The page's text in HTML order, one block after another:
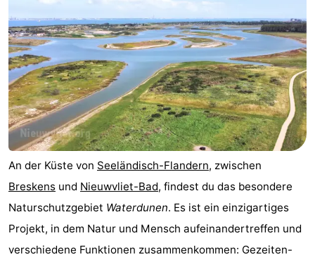
Nieuwvliet-
Bad
Meulinge
EuroParcs
Cadzand
-
Hoogduin
-
Noordzee
Résidence
Cadzand-
Bad
-
Resort
Nieuwvliet-
Bad
-
Schoneveld
-
Strand
Resort
Nieuwvliet-
Waterdunen
-
Zeebad
An der Küste von Seeländisch-Flandern, zwischen
Breskens und Nieuwvliet-Bad, findest du das besondere
Naturschutzgebiet Waterdunen. Es ist ein einzigartiges
Projekt, in dem Natur und Mensch aufeinandertreffen und
verschiedene Funktionen zusammenkommen: Gezeiten-